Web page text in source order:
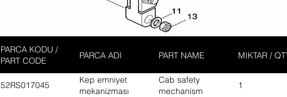
PARCA KODU /
PART CODE
PARCA ADI PART NAME MIKTAR /
52RS017045
Kep emniyet
mekanizması
Cab safety
mechanism
1